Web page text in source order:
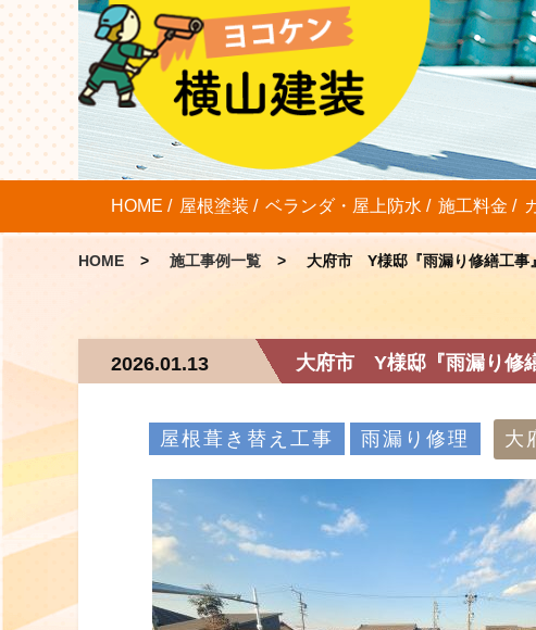
HOME 屋根塗装 ベランダ・屋上防水 施工料金
HOME 施工事例一覧 大府市 Y様邸『雨漏り修繕工事
大府市 Y様邸『雨漏り修
2026.01.13
屋根葺き替え工事 雨漏り修理 大